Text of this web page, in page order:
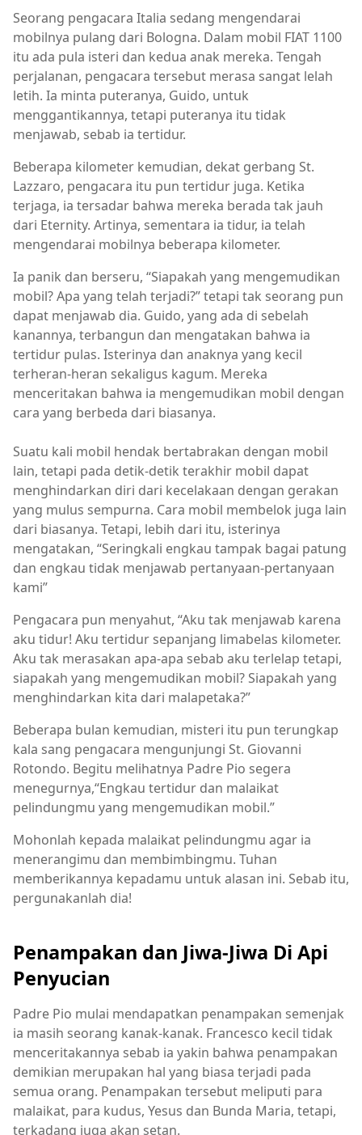
Seorang pengacara Italia sedang mengendarai
mobilnya pulang dari Bologna. Dalam mobil FIAT 1100
itu ada pula isteri dan kedua anak mereka. Tengah
perjalanan, pengacara tersebut merasa sangat lelah
letih. Ia minta puteranya, Guido, untuk
menggantikannya, tetapi puteranya itu tidak
menjawab, sebab ia tertidur.
Beberapa kilometer kemudian, dekat gerbang St.
Lazzaro, pengacara itu pun tertidur juga. Ketika
terjaga, ia tersadar bahwa mereka berada tak jauh
dari Eternity. Artinya, sementara ia tidur, ia telah
mengendarai mobilnya beberapa kilometer.
Ia panik dan berseru, “Siapakah yang mengemudikan
mobil? Apa yang telah terjadi?” tetapi tak seorang pun
dapat menjawab dia. Guido, yang ada di sebelah
kanannya, terbangun dan mengatakan bahwa ia
tertidur pulas. Isterinya dan anaknya yang kecil
terheran-heran sekaligus kagum. Mereka
menceritakan bahwa ia mengemudikan mobil dengan
cara yang berbeda dari biasanya.
Suatu kali mobil hendak bertabrakan dengan mobil
lain, tetapi pada detik-detik terakhir mobil dapat
menghindarkan diri dari kecelakaan dengan gerakan
yang mulus sempurna. Cara mobil membelok juga lain
dari biasanya. Tetapi, lebih dari itu, isterinya
mengatakan, “Seringkali engkau tampak bagai patung
dan engkau tidak menjawab pertanyaan-pertanyaan
kami”
Pengacara pun menyahut, “Aku tak menjawab karena
aku tidur! Aku tertidur sepanjang limabelas kilometer.
Aku tak merasakan apa-apa sebab aku terlelap tetapi,
siapakah yang mengemudikan mobil? Siapakah yang
menghindarkan kita dari malapetaka?”
Beberapa bulan kemudian, misteri itu pun terungkap
kala sang pengacara mengunjungi St. Giovanni
Rotondo. Begitu melihatnya Padre Pio segera
menegurnya,“Engkau tertidur dan malaikat
pelindungmu yang mengemudikan mobil.”
Mohonlah kepada malaikat pelindungmu agar ia
menerangimu dan membimbingmu. Tuhan
memberikannya kepadamu untuk alasan ini. Sebab itu,
pergunakanlah dia!
Penampakan dan Jiwa-Jiwa Di Api
Penyucian
Padre Pio mulai mendapatkan penampakan semenjak
ia masih seorang kanak-kanak. Francesco kecil tidak
menceritakannya sebab ia yakin bahwa penampakan
demikian merupakan hal yang biasa terjadi pada
semua orang. Penampakan tersebut meliputi para
malaikat, para kudus, Yesus dan Bunda Maria, tetapi,
terkadang juga akan setan.